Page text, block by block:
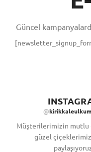
Güncel
@
Müşterilerimizin mutlu
güzel